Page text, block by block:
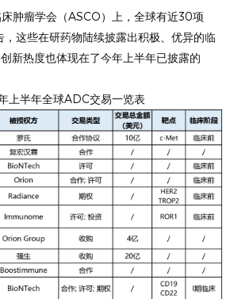
肿瘤学会（ASCO）上，全球有近30项
这些在研药物陆续披露出积极、优异的临
新热度也体现在了今年上半年已披露的
上半年全球ADC交易一览表